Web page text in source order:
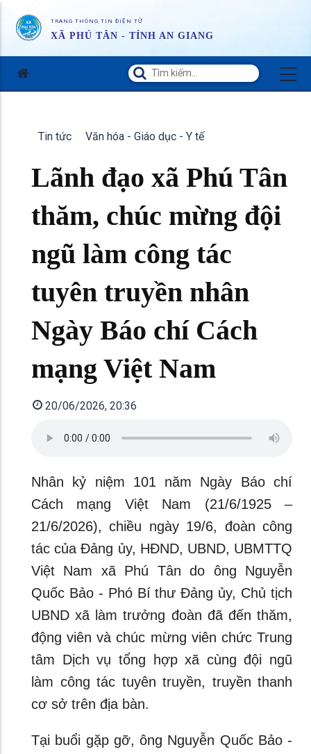
TRANG THÔNG TIN ĐIỆN TỬ
XÃ PHÚ TÂN - TỈNH AN GIANG
Tin tức Văn hóa - Giáo dục - Y tế
Lãnh đạo xã Phú Tân
thăm, chúc mừng đội
ngũ làm công tác
tuyên truyền nhân
Ngày Báo chí Cách
mạng Việt Nam
20/06/2026, 20:36
Nhân kỷ niệm 101 năm Ngày Báo chí
Cách mạng Việt Nam (21/6/1925 –
21/6/2026), chiều ngày 19/6, đoàn công
tác của Đảng ủy, HĐND, UBND, UBMTTQ
Việt Nam xã Phú Tân do ông Nguyễn
Quốc Bảo - Phó Bí thư Đảng ủy, Chủ tịch
UBND xã làm trưởng đoàn đã đến thăm,
động viên và chúc mừng viên chức Trung
tâm Dịch vụ tổng hợp xã cùng đội ngũ
làm công tác tuyên truyền, truyền thanh
cơ sở trên địa bàn.
Tại buổi gặp gỡ, ông Nguyễn Quốc Bảo -